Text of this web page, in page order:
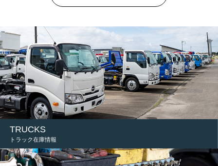
TRUCKS
トラック在庫情報